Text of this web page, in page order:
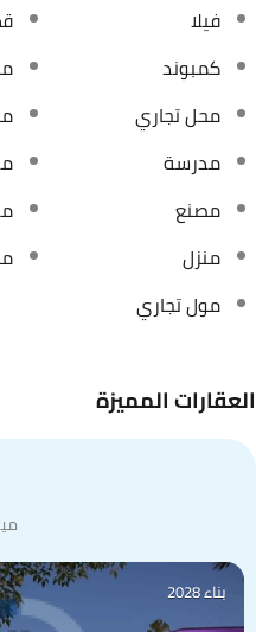
فيلا
كمبوند
محل تجاري
مدرسة
مصنع
منزل
مول تجاري
العقارات المميزة
بناء 2028